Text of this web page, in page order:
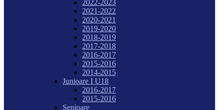
2022-2023
2021-2022
2020-2021
2019-2020
2018-2019
2017-2018
2016-2017
2015-2016
2014-2015
Junioare I U18
2016-2017
2015-2016
Senioare